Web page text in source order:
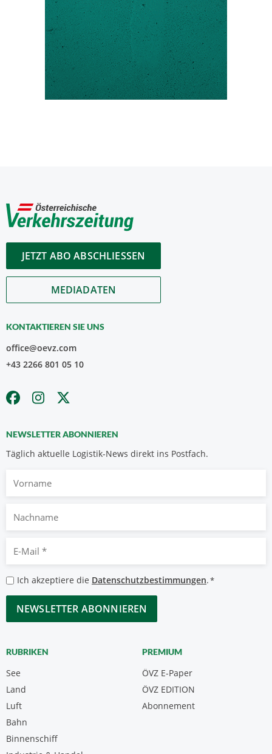
JETZT ABO ABSCHLIESSEN
MEDIADATEN
KONTAKTIEREN SIE UNS
office@oevz.com
+43 2266 801 05 10
NEWSLETTER ABONNIEREN
Täglich aktuelle Logistik-News direkt ins Postfach.
Nachname
Mail
*
Datenschutzbestimmungen
*
Ich akzeptiere die Datenschutzbestimmungen.*
CAPTCHA
RUBRIKEN
See
Land
Luft
Bahn
Binnenschiff
PREMIUM
ÖVZ E-Paper
Abonnement
ÖVZ EDITION